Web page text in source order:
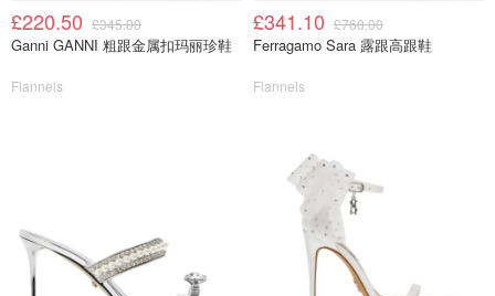
£220.50 £345.00
Ganni GANNI 粗跟金属扣玛丽珍鞋
Flannels
£341.10 £760.00
Ferragamo Sara 露跟高跟鞋
Flannels